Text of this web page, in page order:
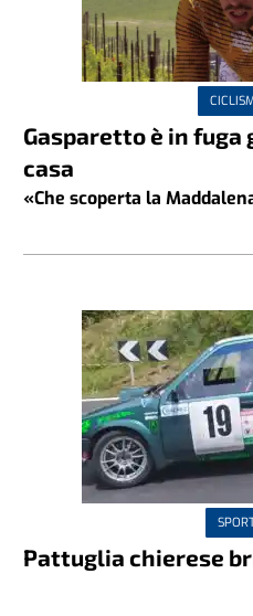
Gasparetto è in
casa
«Che scoperta la
Pattuglia chierese